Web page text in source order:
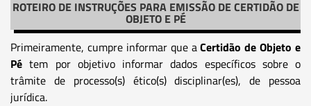
ROTEIRO DE INSTRUÇÕES PARA EMISSÃO DE CERTIDÃO DE
OBJETO E PÉ
Primeiramente, cumpre informar que aCertidão de Objeto e
Pé tem por objetivo informar dados específicos sobre o
trâmite de processo(s) ético(s) disciplinar(es), de pessoa
jurídica.